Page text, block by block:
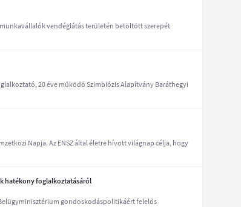
vendéglátás területén betöltött szerepét
20 éve működő Szimbiózis Alapítvány Baráthegyi
Napja. Az ENSZ által életre hívott világnap célja, hogy
hatékony foglalkoztatásáról
gondoskodáspolitikáért felelős